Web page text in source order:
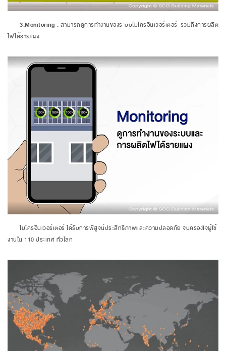
3.Monitoring : สามารถดูการทำงานของระบบไมโครอินเวอร์เตอร์ รวมถึงการผลิต
ไฟได้รายแผง
ไมโครอินเวอร์เตอร์ ได้รับการพิสูจน์ประสิทธิภาพและความปลอดภัย จนครองใจผู้ใช้
งานใน 110 ประเทศ ทั่วโลก